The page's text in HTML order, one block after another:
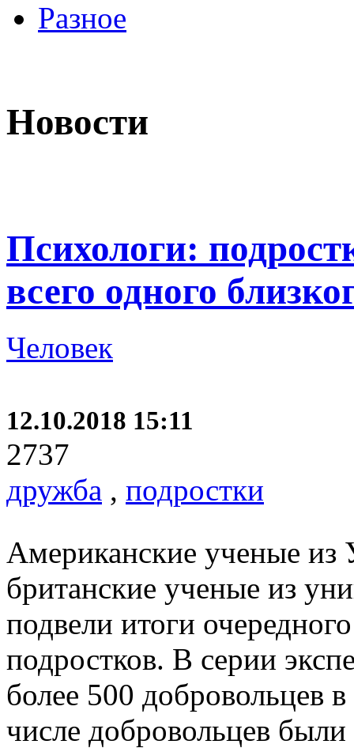
Разное
Новости
Психологи:
всего одного
Человек
12.10.2018 15:11
2737
дружба , подростки
Американские ученые из
британские ученые из
подвели итоги
подростков. В серии
более 500 добровольцев
числе добровольцев